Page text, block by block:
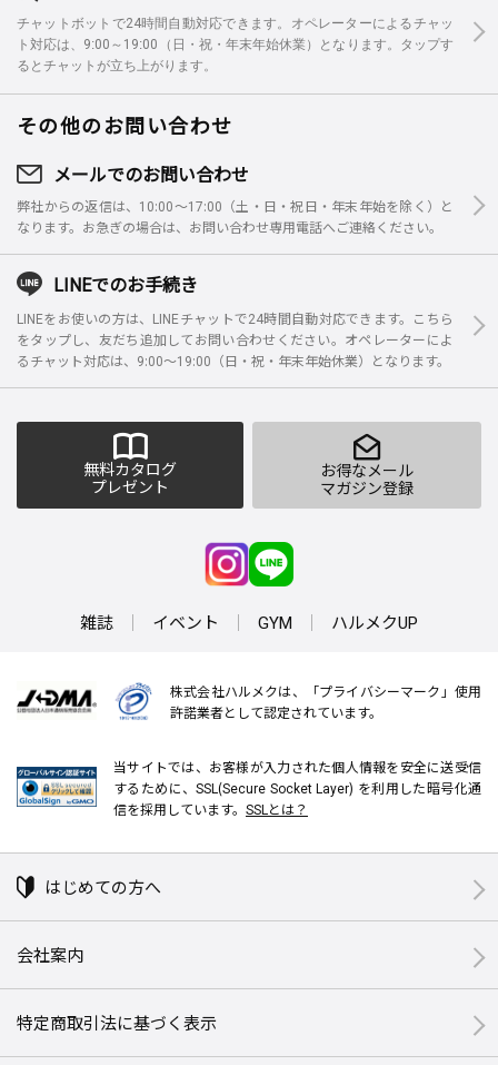
チャットボットで24時間自動対応できます。オペレーターによるチャッ
ト対応は、9:00～19:00（日・祝・年末年始休業）となります。タップす
るとチャットが立ち上がります。
その他のお問い合わせ
メールでのお問い合わせ
弊社からの返信は、10:00～17:00（土・日・祝日・年末年始を除く）と
なります。お急ぎの場合は、お問い合わせ専用電話へご連絡ください。
LINEでのお手続き
LINEをお使いの方は、LINEチャットで24時間自動対応できます。こちら
をタップし、友だち追加してお問い合わせください。オペレーターによ
るチャット対応は、9:00～19:00（日・祝・年末年始休業）となります。
無料カタログ
プレゼント
お得なメール
マガジン登録
雑誌 イベント GYM ハルメクUP
株式会社ハルメクは、「プライバシーマーク」使用
許諾業者として認定されています。
当サイトでは、お客様が入力された個人情報を安全に送受信
するために、SSL(Secure Socket Layer) を利用した暗号化通
信を採用しています。 SSLとは？
はじめての方へ
会社案内
特定商取引法に基づく表示